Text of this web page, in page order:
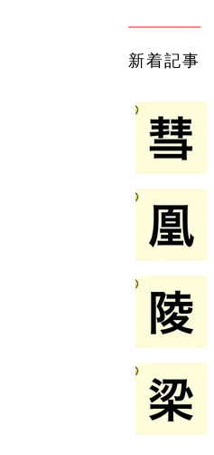
新着記事